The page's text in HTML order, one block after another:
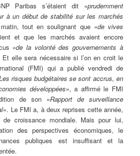
Paribas s’étaient dit «prudemment
à un début de stabilité sur les marchés
tout en soulignant que «de vives
et que les marchés avaient encore
«de la volonté des gouvernements à
Et elle sera nécessaire si l’on en croit le
(FMI) qui a publié vendredi de
risques budgétaires se sont accrus, en
développées», a affirmé le FMI
de son «Rapport de surveillance
». Le FMI a, à deux reprises cette année,
de croissance mondiale. Mais pour lui,
des perspectives économiques, le
publiques est insuffisant et la